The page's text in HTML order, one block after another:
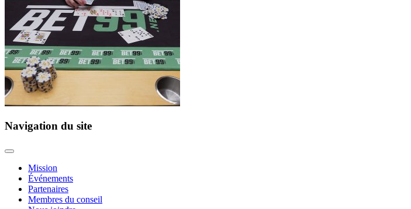
Navigation du site
Mission
Événements
Partenaires
Membres du conseil